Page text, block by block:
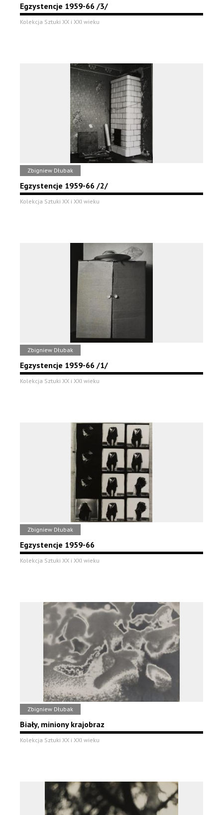
Egzystencje 1959-66 /3/
Kolekcja Sztuki XX i XXI wieku
Zbigniew Dłubak
Egzystencje 1959-66 /2/
Kolekcja Sztuki XX i XXI wieku
Zbigniew Dłubak
Egzystencje 1959-66 /1/
Kolekcja Sztuki XX i XXI wieku
Zbigniew Dłubak
Egzystencje 1959-66
Kolekcja Sztuki XX i XXI wieku
Zbigniew Dłubak
Biały, miniony krajobraz
Kolekcja Sztuki XX i XXI wieku